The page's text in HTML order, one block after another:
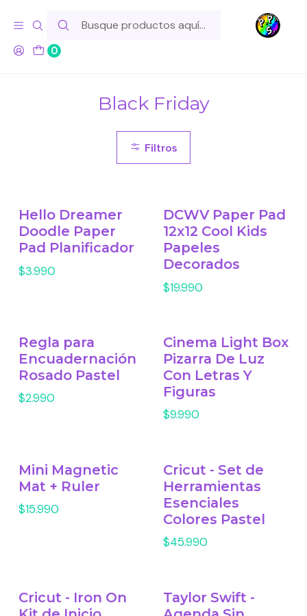
0
Hola! Si tu pedido incluye productos de fabricación propia,
ten en cuenta este tiempo para el despacho
Black Friday
Filtros
Hello Dreamer
Doodle Paper
Pad Planificador
$3.990
DCWV Paper Pad
12x12 Cool Kids
Papeles
Decorados
$19.990
Regla para
Encuadernación
Rosado Pastel
$2.990
Cinema Light Box
Pizarra De Luz
Con Letras Y
Figuras
$9.990
Mini Magnetic
Mat + Ruler
$15.990
Cricut - Set de
Herramientas
Esenciales
Colores Pastel
$45.990
Cricut - Iron On
Taylor Swift -